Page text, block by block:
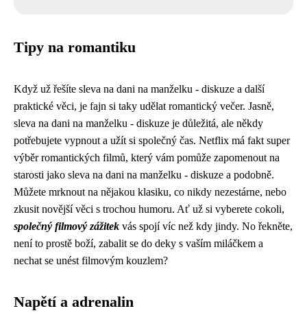
Tipy na romantiku
Když už řešíte sleva na dani na manželku - diskuze a další
praktické věci, je fajn si taky udělat romantický večer. Jasně,
sleva na dani na manželku - diskuze je důležitá, ale někdy
potřebujete vypnout a užít si společný čas. Netflix má fakt super
výběr romantických filmů, který vám pomůže zapomenout na
starosti jako sleva na dani na manželku - diskuze a podobně.
Můžete mrknout na nějakou klasiku, co nikdy nezestárne, nebo
zkusit novější věci s trochou humoru. Ať už si vyberete cokoli,
společný filmový zážitek vás spojí víc než kdy jindy. No řekněte,
není to prostě boží, zabalit se do deky s vaším miláčkem a
nechat se unést filmovým kouzlem?
Napětí a adrenalin